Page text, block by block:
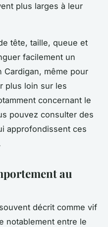
plus larges à leur
tête, taille, queue et
facilement un
Cardigan, même pour
plus loin sur les
concernant le
pouvez consulter des
approfondissent ces
au
décrit comme vif
notablement entre le